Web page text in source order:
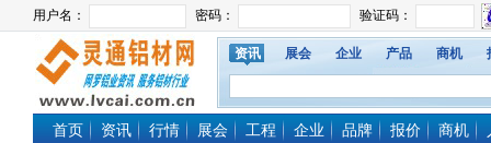
资讯 展会 企业 产品 商机
首页 资讯 行情 展会 工程 企业 品牌 报价 商机